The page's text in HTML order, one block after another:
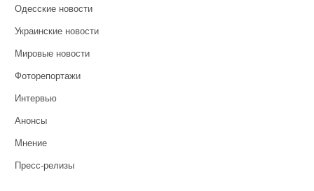
Одесские новости
Украинские новости
Мировые новости
Фоторепортажи
Интервью
Анонсы
Мнение
Пресс-релизы